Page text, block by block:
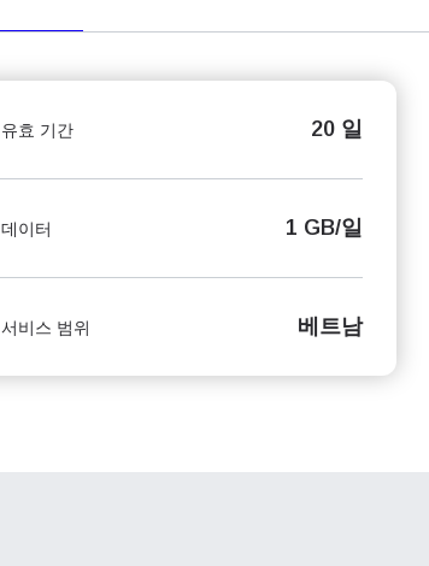
유효 기간 20 일
데이터 1 GB/일
서비스 범위 베트남